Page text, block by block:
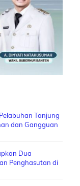
Tanjung
dan Gangguan
Dua
Penghasutan di